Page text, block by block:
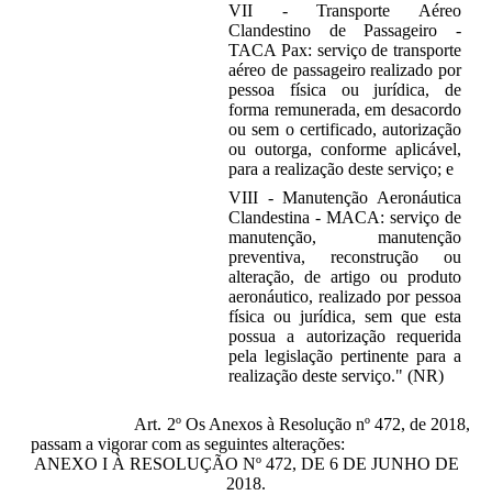
VII - Transporte Aéreo
Clandestino de Passageiro -
TACA Pax: serviço de transporte
aéreo de passageiro realizado por
pessoa física ou jurídica, de
forma remunerada, em desacordo
ou sem o certificado, autorização
ou outorga, conforme aplicável,
para a realização deste serviço; e
VIII - Manutenção Aeronáutica
Clandestina - MACA: serviço de
manutenção, manutenção
preventiva, reconstrução ou
alteração, de artigo ou produto
aeronáutico, realizado por pessoa
física ou jurídica, sem que esta
possua a autorização requerida
pela legislação pertinente para a
realização deste serviço." (NR)
Art. 2º Os Anexos à Resolução nº 472, de 2018,
passam a vigorar com as seguintes alterações:
ANEXO I À RESOLUÇÃO Nº 472, DE 6 DE JUNHO DE
2018.